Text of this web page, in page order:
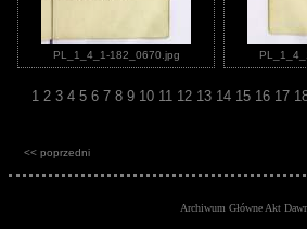
PL_1_4_1-182_0670.jpg
1 2 3 4 5 6 7 8 9 10 11 12 13 14 15 16 17
<< poprzedni
Archiwum Główne Akt